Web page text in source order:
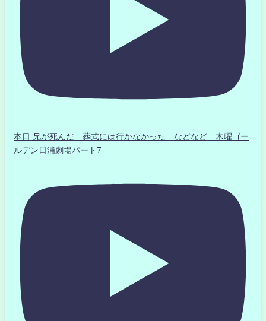
本日 兄が死んだ 葬式には行かなかった などなど 木曜ゴー
ルデン日浦劇場パート7